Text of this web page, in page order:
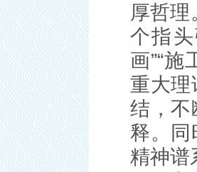
厚哲理
个指
画”“
重大理
结，不
释。同
精神谱